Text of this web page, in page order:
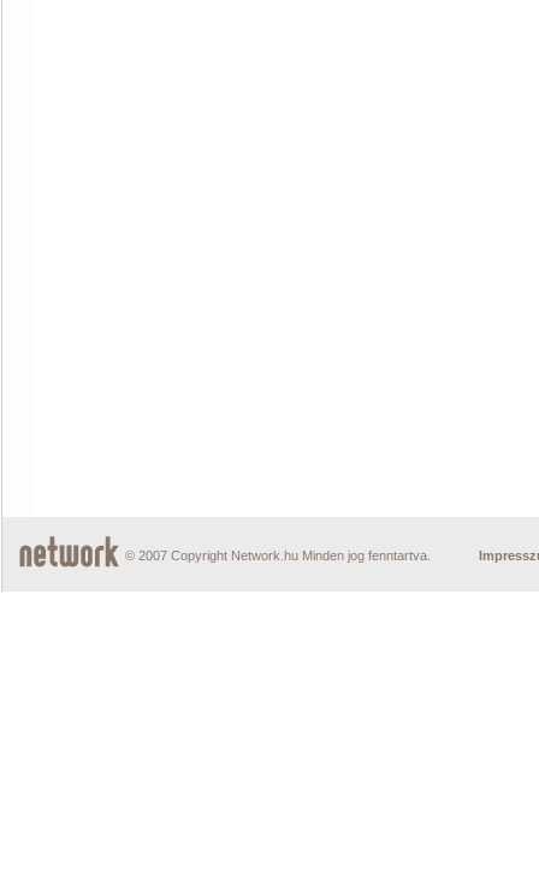
© 2007 Copyright Network.hu Minden jog fenntartva.